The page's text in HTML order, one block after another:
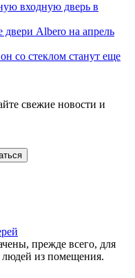
входную дверь в
Albero на апрель
со стеклом станут еще
свежие новости и
прежде всего, для
людей из помещения.